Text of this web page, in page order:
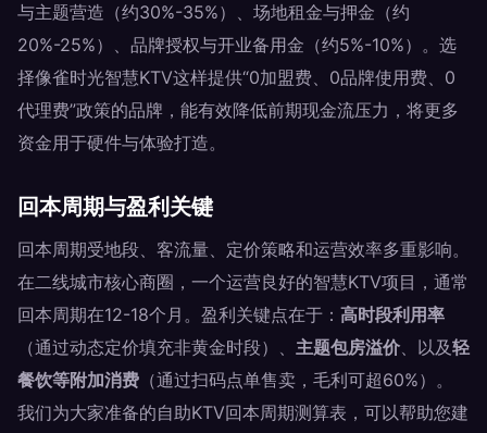
与主题营造（约30%-35%）、场地租金与押金（约
20%-25%）、品牌授权与开业备用金（约5%-10%）。选
择像雀时光智慧KTV这样提供“0加盟费、0品牌使用费、0
代理费”政策的品牌，能有效降低前期现金流压力，将更多
资金用于硬件与体验打造。
回本周期与盈利关键
回本周期受地段、客流量、定价策略和运营效率多重影响。
在二线城市核心商圈，一个运营良好的智慧KTV项目，通常
回本周期在12-18个月。盈利关键点在于： 高时段利用率
（通过动态定价填充非黄金时段）、 主题包房溢价、以及轻
餐饮等附加消费 （通过扫码点单售卖，毛利可超60%）。
我们为大家准备的自助KTV回本周期测算表，可以帮助您建